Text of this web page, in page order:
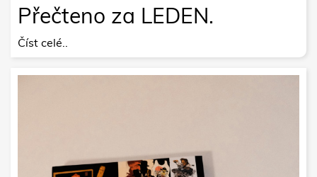
Přečteno za LEDEN.
Číst celé..